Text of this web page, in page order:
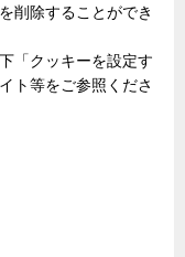
削除することができ
「クッキーを設定す
ト等をご参照くださ